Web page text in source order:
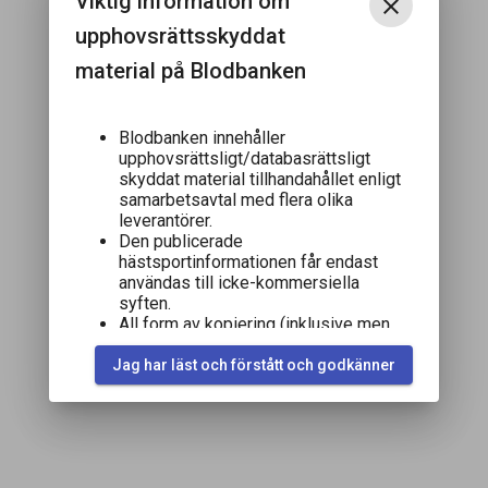
close
upphovsrättsskyddat
material på Blodbanken
Blodbanken innehåller
upphovsrättsligt/databasrättsligt
skyddat material tillhandahållet enligt
samarbetsavtal med flera olika
leverantörer.
Den publicerade
hästsportinformationen får endast
användas till icke-kommersiella
syften.
All form av kopiering (inklusive men
inte begränsat till användning av
automatiserade verktyg eller mjukvara
som extraherar hästsportinformation)
av hela eller delar av publicerad
Jag har läst och förstått och godkänner